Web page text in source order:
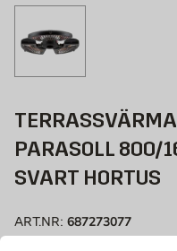
PARASOLL 800/
SVART HORTUS
ART.NR: 687273077